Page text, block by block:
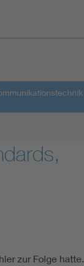
zur Folge hatte.